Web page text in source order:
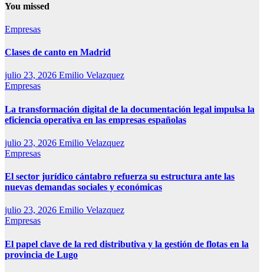
You missed
Empresas
Clases de canto en Madrid
julio 23, 2026 Emilio Velazquez
Empresas
La transformación digital de la documentación legal impulsa la
eficiencia operativa en las empresas españolas
julio 23, 2026 Emilio Velazquez
Empresas
El sector jurídico cántabro refuerza su estructura ante las
nuevas demandas sociales y económicas
julio 23, 2026 Emilio Velazquez
Empresas
El papel clave de la red distributiva y la gestión de flotas en la
provincia de Lugo